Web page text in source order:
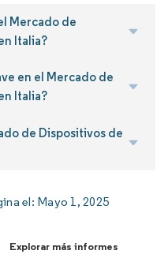
Mercado de
Italia?
en el Mercado de
Italia?
de Dispositivos de
el: Mayo 1, 2025
Explorar más informes